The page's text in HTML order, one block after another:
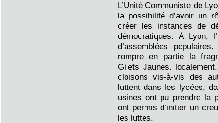
L’Unité Communiste de
la possibilité d’avoir un
créer les instances de
démocratiques. À Lyon,
d’assemblées
rompre en partie la
Gilets Jaunes,
cloisons vis-à-vis des
luttent dans les lycées,
usines ont pu prendre la
ont permis d’initier un
les luttes.